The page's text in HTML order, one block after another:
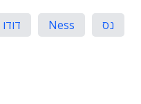
נס Ness